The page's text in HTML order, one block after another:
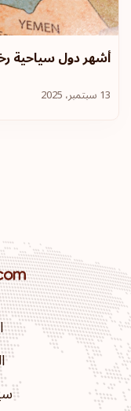
أشهر دول سياحية
13 سبتمبر، 2025